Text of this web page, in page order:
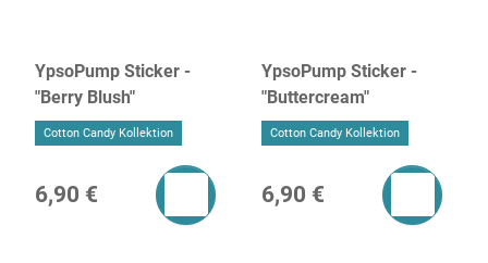
YpsoPump Sticker -
"Berry Blush"
Cotton Candy Kollektion
6,90 €
YpsoPump Sticker -
"Buttercream"
Cotton Candy Kollektion
6,90 €